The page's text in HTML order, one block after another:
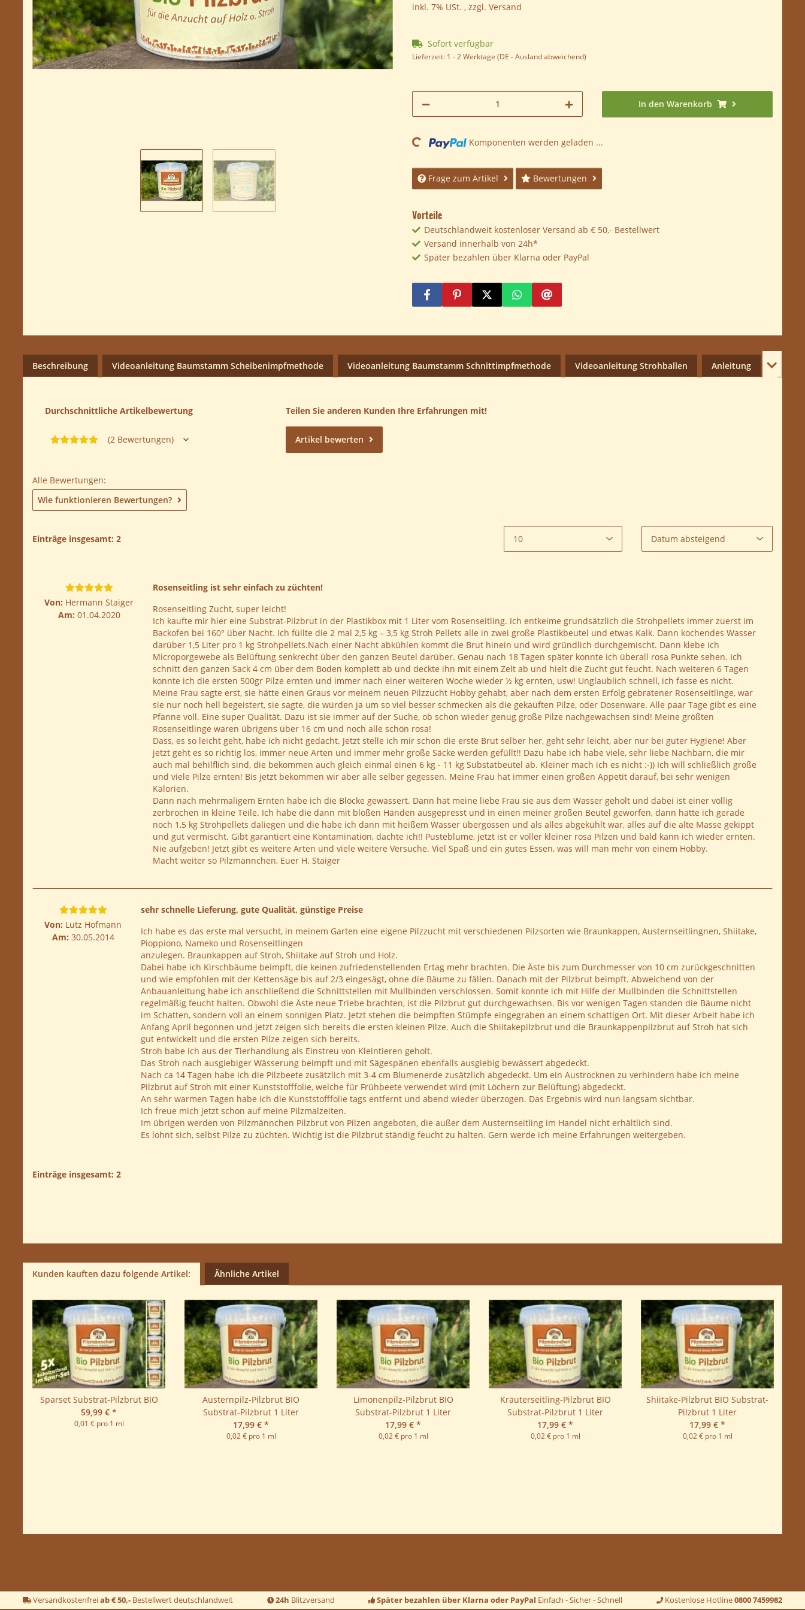
inkl. 7% USt. , zzgl. Versand
Sofort verfügbar
Lieferzeit: 1 - 2 Werktage (DE - Ausland abweichend)
In den Warenkorb
Loading... Komponenten werden geladen ...
Frage zum Artikel Bewertungen
Vorteile
Deutschlandweit kostenloser Versand ab € 50,- Bestellwert
Versand innerhalb von 24h*
Später bezahlen über Klarna oder PayPal
Beschreibung Videoanleitung Baumstamm Scheibenimpfmethode Videoanleitung Baumstamm Schnittimpfmethode Videoanleitung Strohballen Anleitung weitere
Durchschnittliche Artikelbewertung
(2 Bewertungen)
Teilen Sie anderen Kunden Ihre Erfahrungen mit!
Artikel bewerten
Alle Bewertungen:
Wie funktionieren Bewertungen?
Einträge insgesamt: 2
Von: Hermann Staiger
Am: 01.04.2020
Rosenseitling ist sehr einfach zu züchten!
Rosenseitling Zucht, super leicht!
Ich kaufte mir hier eine Substrat-Pilzbrut in der Plastikbox mit 1 Liter vom Rosenseitling. Ich entkeime grundsätzlich die Strohpellets immer zuerst im
Backofen bei 160° über Nacht. Ich füllte die 2 mal 2,5 kg – 3,5 kg Stroh Pellets alle in zwei große Plastikbeutel und etwas Kalk. Dann kochendes Wasser
darüber 1,5 Liter pro 1 kg Strohpellets.Nach einer Nacht abkühlen kommt die Brut hinein und wird gründlich durchgemischt. Dann klebe ich
Microporgewebe als Belüftung senkrecht über den ganzen Beutel darüber. Genau nach 18 Tagen später konnte ich überall rosa Punkte sehen. Ich
schnitt den ganzen Sack 4 cm über dem Boden komplett ab und deckte ihn mit einem Zelt ab und hielt die Zucht gut feucht. Nach weiteren 6 Tagen
konnte ich die ersten 500gr Pilze ernten und immer nach einer weiteren Woche wieder ½ kg ernten, usw! Unglaublich schnell, ich fasse es nicht.
Meine Frau sagte erst, sie hätte einen Graus vor meinem neuen Pilzzucht Hobby gehabt, aber nach dem ersten Erfolg gebratener Rosenseitlinge, war
sie nur noch hell begeistert, sie sagte, die würden ja um so viel besser schmecken als die gekauften Pilze, oder Dosenware. Alle paar Tage gibt es eine
Pfanne voll. Eine super Qualität. Dazu ist sie immer auf der Suche, ob schon wieder genug große Pilze nachgewachsen sind! Meine größten
Rosenseitlinge waren übrigens über 16 cm und noch alle schön rosa!
Dass, es so leicht geht, habe ich nicht gedacht. Jetzt stelle ich mir schon die erste Brut selber her, geht sehr leicht, aber nur bei guter Hygiene! Aber
jetzt geht es so richtig los, immer neue Arten und immer mehr große Säcke werden gefüllt!! Dazu habe ich habe viele, sehr liebe Nachbarn, die mir
auch mal behilflich sind, die bekommen auch gleich einmal einen 6 kg - 11 kg Substatbeutel ab. Kleiner mach ich es nicht :-)) Ich will schließlich große
und viele Pilze ernten! Bis jetzt bekommen wir aber alle selber gegessen. Meine Frau hat immer einen großen Appetit darauf, bei sehr wenigen
Kalorien.
Dann nach mehrmaligem Ernten habe ich die Blöcke gewässert. Dann hat meine liebe Frau sie aus dem Wasser geholt und dabei ist einer völlig
zerbrochen in kleine Teile. Ich habe die dann mit bloßen Händen ausgepresst und in einen meiner großen Beutel geworfen, dann hatte ich gerade
noch 1,5 kg Strohpellets daliegen und die habe ich dann mit heißem Wasser übergossen und als alles abgekühlt war, alles auf die alte Masse gekippt
und gut vermischt. Gibt garantiert eine Kontamination, dachte ich!! Pusteblume, jetzt ist er voller kleiner rosa Pilzen und bald kann ich wieder ernten.
Nie aufgeben! Jetzt gibt es weitere Arten und viele weitere Versuche. Viel Spaß und ein gutes Essen, was will man mehr von einem Hobby.
Macht weiter so Pilzmännchen, Euer H. Staiger
Von: Lutz Hofmann
Am: 30.05.2014
sehr schnelle Lieferung, gute Qualität, günstige Preise
Ich habe es das erste mal versucht, in meinem Garten eine eigene Pilzzucht mit verschiedenen Pilzsorten wie Braunkappen, Austernseitlingnen, Shiitake,
Pioppiono, Nameko und Rosenseitlingen
anzulegen. Braunkappen auf Stroh, Shiitake auf Stroh und Holz.
Dabei habe ich Kirschbäume beimpft, die keinen zufriedenstellenden Ertag mehr brachten. Die Äste bis zum Durchmesser von 10 cm zurückgeschnitten
und wie empfohlen mit der Kettensäge bis auf 2/3 eingesägt, ohne die Bäume zu fällen. Danach mit der Pilzbrut beimpft. Abweichend von der
Anbauanleitung habe ich anschließend die Schnittstellen mit Mullbinden verschlossen. Somit konnte ich mit Hilfe der Mullbinden die Schnittstellen
regelmäßig feucht halten. Obwohl die Äste neue Triebe brachten, ist die Pilzbrut gut durchgewachsen. Bis vor wenigen Tagen standen die Bäume nicht
im Schatten, sondern voll an einem sonnigen Platz. Jetzt stehen die beimpften Stümpfe eingegraben an einem schattigen Ort. Mit dieser Arbeit habe ich
Anfang April begonnen und jetzt zeigen sich bereits die ersten kleinen Pilze. Auch die Shiitakepilzbrut und die Braunkappenpilzbrut auf Stroh hat sich
gut entwickelt und die ersten Pilze zeigen sich bereits.
Stroh babe ich aus der Tierhandlung als Einstreu von Kleintieren geholt.
Das Stroh nach ausgiebiger Wässerung beimpft und mit Sägespänen ebenfalls ausgiebig bewässert abgedeckt.
Nach ca 14 Tagen habe ich die Pilzbeete zusätzlich mit 3-4 cm Blumenerde zusätzlich abgedeckt. Um ein Austrocknen zu verhindern habe ich meine
Pilzbrut auf Stroh mit einer Kunststofffolie, welche für Frühbeete verwendet wird (mit Löchern zur Belüftung) abgedeckt.
An sehr warmen Tagen habe ich die Kunststofffolie tags entfernt und abend wieder überzogen. Das Ergebnis wird nun langsam sichtbar.
Ich freue mich jetzt schon auf meine Pilzmalzeiten.
Im übrigen werden von Pilzmännchen Pilzbrut von Pilzen angeboten, die außer dem Austernseitling im Handel nicht erhältlich sind.
Es lohnt sich, selbst Pilze zu züchten. Wichtig ist die Pilzbrut ständig feucht zu halten. Gern werde ich meine Erfahrungen weitergeben.
Einträge insgesamt: 2
Kunden kauften dazu folgende Artikel: Ähnliche Artikel
Sparset Substrat-Pilzbrut BIO
59,99 € *
0,01 € pro 1 ml
Austernpilz-Pilzbrut BIO
Substrat-Pilzbrut 1 Liter
17,99 € *
0,02 € pro 1 ml
Limonenpilz-Pilzbrut BIO
Substrat-Pilzbrut 1 Liter
17,99 € *
0,02 € pro 1 ml
Kräuterseitling-Pilzbrut BIO
Substrat-Pilzbrut 1 Liter
17,99 € *
0,02 € pro 1 ml
Shiitake-Pilzbrut BIO Substrat-
Pilzbrut 1 Liter
17,99 € *
0,02 € pro 1 ml
Versandkostenfreiab € 50,- Bestellwert deutschlandweit 24h Blitzversand Später bezahlen über Klarna oder PayPal Einfach - Sicher - Schnell Kostenlose Hotline0800 7459982